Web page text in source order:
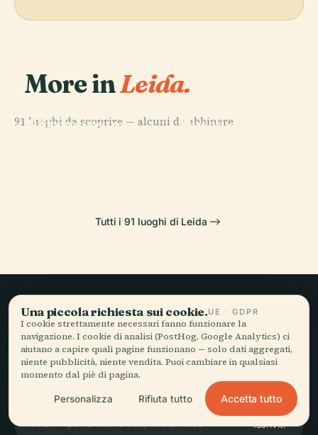
More inLeida.
91 luoghi da scoprire — alcuni da abbinare.
Rijksmuseum
Museo del
PLACE PLACE
Tutti i 91 luoghi di Leida
Viaggio lento,
raccontato bene.
Iscriviti
Una piccola richiesta sui cookie.UE · GDPR
I cookie strettamente necessari fanno funzionare la
navigazione. I cookie di analisi (PostHog, Google Analytics) ci
aiutano a capire quali pagine funzionano — solo dati aggregati,
niente pubblicità, niente vendita. Puoi cambiare in qualsiasi
momento dal piè di pagina.
Personalizza Rifiuta tutto Accetta tutto